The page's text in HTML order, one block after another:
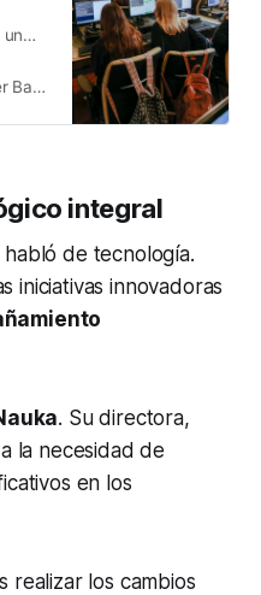
integral
de tecnología.
iniciativas innovadoras
. Su directora,
la necesidad de
en los
realizar los cambios